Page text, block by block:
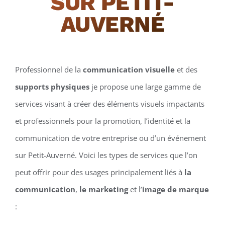
AUVERNÉ
Professionnel de la communication visuelleet des
supports physiquesje propose une large gamme de
services visant à créer des éléments visuels impactants
et professionnels pour la promotion, l’identité et la
communication de votre entreprise ou d’un événement
sur Petit-Auverné. Voici les types de services que l’on
peut offrir pour des usages principalement liés à la
communication, le marketinget l’image de marque
: